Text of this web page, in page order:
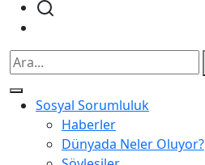
Sosyal Sorumluluk
Haberler
Dünyada Neler Oluyor?